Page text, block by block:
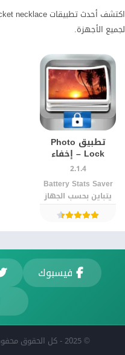
لجميع الأجهزة.
تطبيق Photo
Lock – إخفاء
الصور للاندرويد
2.1.4
Battery Stats Saver‏
يتباين بحسب الجهاز
فيسبوك
© 2025 - كل الحقوق محفوظة -